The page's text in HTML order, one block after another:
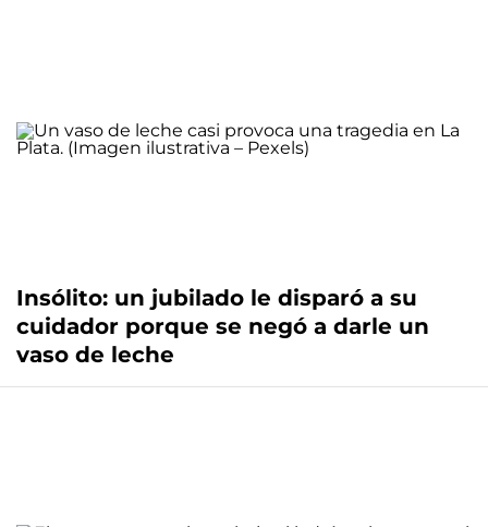
Insólito: un jubilado le disparó a su
cuidador porque se negó a darle un
vaso de leche